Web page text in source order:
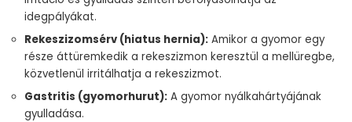
idegpályákat.
Rekeszizomsérv (hiatus hernia): Amikor a gyomor egy
része áttüremkedik a rekeszizmon keresztül a mellüregbe,
közvetlenül irritálhatja a rekeszizmot.
Gastritis (gyomorhurut): A gyomor nyálkahártyájának
gyulladása.